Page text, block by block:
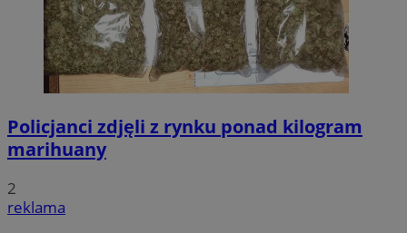
Policjanci zdjęli z rynku ponad kilogram
marihuany
2
reklama